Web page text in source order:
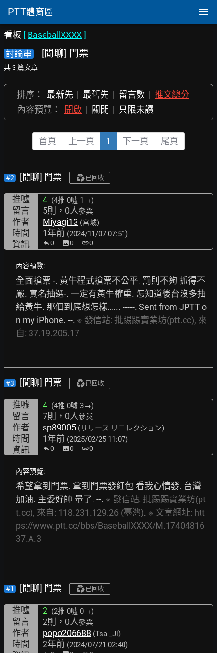
PTT體育區
看板 [ BaseballXXXX]
討論串
[閒聊] 門票
共 3 篇文章
排序： 最新先 | 最舊先 | 留言數 | 推文總分
內容預覽：
開啟 | 關閉 | 只限未讀
首頁 上一頁 1 下一頁 尾頁
#2 [閒聊] 門票 已回收
推噓 4 (4推 0噓 1→)
留言 5則，0人參與
作者 Miyagi13 (宮城)
時間 1年前 (2024/11/07 07:51)
資訊 0 image0 link0
內容預覽:
全面搶票 -. 黃牛程式搶票不公平. 罰則不夠 抓得不
嚴. 實名抽選-. 一定有黃牛權重. 怎知道後台沒多抽
給黃牛. 那個到底想怎樣…... -----. Sent from JPTT o
n my iPhone. --. ※ 發信站: 批踢踢實業坊(ptt.cc), 來
自: 37.19.205.17
#3 [閒聊] 門票 已回收
推噓 4 (4推 0噓 3→)
留言 7則，0人參與
作者 sp89005 (リリース リコレクション)
時間 1年前 (2025/02/25 11:07)
資訊 0 image0 link0
內容預覽:
希望拿到門票. 拿到門票發紅包 看我心情發. 台灣
加油. 主委好帥 暈了. --. ※ 發信站: 批踢踢實業坊(pt
t.cc), 來自: 118.231.129.26 (臺灣). ※ 文章網址: htt
ps://www.ptt.cc/bbs/BaseballXXXX/M.17404816
37.A.3
#1 [閒聊] 門票 已回收
推噓 2 (2推 0噓 0→)
留言 2則，0人參與
作者 popo206688 (Tsai_Ji)
時間 2年前 (2024/07/21 02:40)